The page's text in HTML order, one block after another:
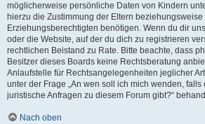
möglicherweise persönliche Daten von Kindern
hierzu die Zustimmung der Eltern
Erziehungsberechtigten benötigen. Wenn du dir
oder die Website, auf der du dich zu registrieren
rechtlichen Beistand zu Rate. Bitte beachte, dass
Besitzer dieses Boards keine Rechtsberatung
Anlaufstelle für Rechtsangelegenheiten jeglicher
unter der Frage „An wen soll ich mich wenden,
juristische Anfragen zu diesem Forum gibt?“
Nach oben